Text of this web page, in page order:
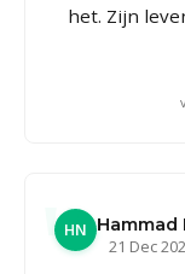
het. Zijn
HN Hammad
21 Dec